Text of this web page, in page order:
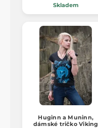
Skladem
Huginn a Muninn,
dámské tričko Viking